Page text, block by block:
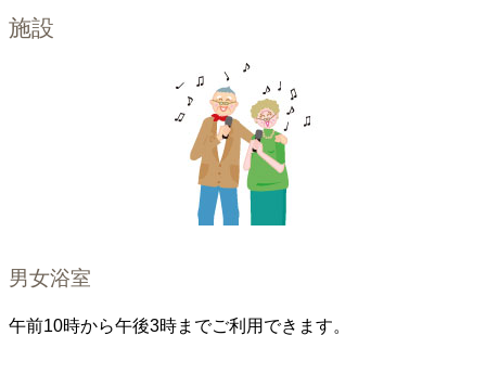
施設
男女浴室
午前10時から午後3時までご利用できます。